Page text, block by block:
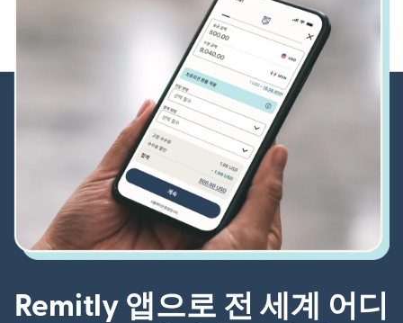
Remitly 앱으로 전 세계 어디